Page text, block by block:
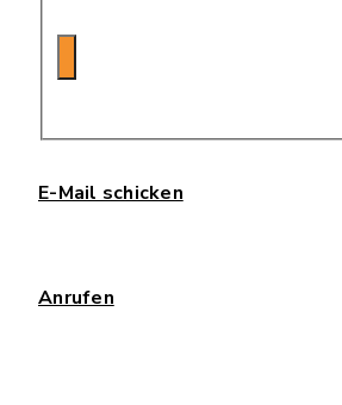
E-Mail schicken
Anrufen